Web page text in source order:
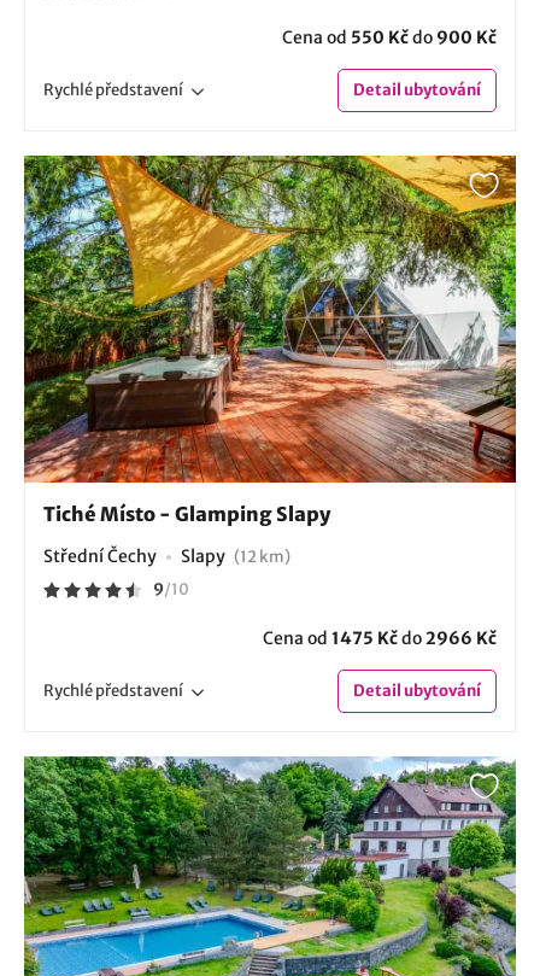
Cena od 550 Kčdo 900 Kč
Rychlépředstavení Detailubytování
Tiché Místo - Glamping Slapy
Střední Čechy Slapy (12 km)
9/10
Cena od 1475 Kčdo2966 Kč
Rychlépředstavení Detailubytování